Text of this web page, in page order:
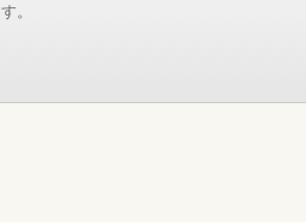
。